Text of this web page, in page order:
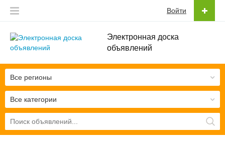
Электронная доска
объявлений
Войти
Все категории
Все регионы